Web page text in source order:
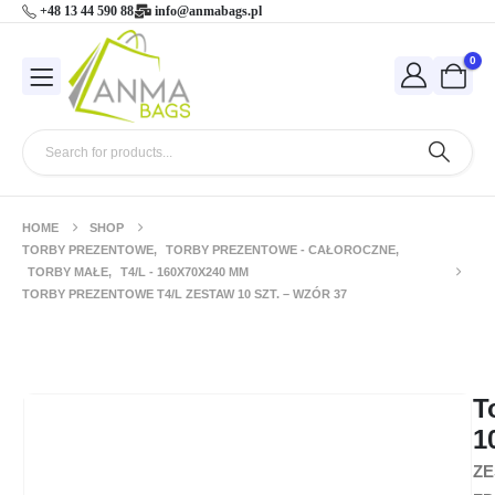
+48 13 44 590 88 info@anmabags.pl
0
HOME
SHOP
TORBY PREZENTOWE, TORBY PREZENTOWE - CAŁOROCZNE,
TORBY MAŁE,
T4/L - 160X70X240 MM
TORBY PREZENTOWE T4/L ZESTAW 10 SZT. – WZÓR 37